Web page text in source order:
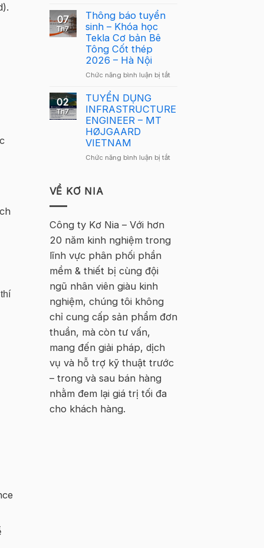
Hà
quay
tại
07
Th7
Thông báo tuyển
sinh – Khóa học
Tekla Cơ bản Bê
Tông Cốt thép
2026 – Hà Nội
Chức năng bình luận bị tắtở
tuyển
Tekla
–
02
Th7
TUYỂN DỤNG
INFRASTRUCTURE
ENGINEER – MT
HØJGAARD
VIETNAM
Chức năng bình luận bị tắtở
VIETNAM
VỀ KƠ NIA
Công ty Kơ Nia – Với hơn
20 năm kinh nghiệm trong
lĩnh vực phân phối phần
mềm & thiết bị cùng đội
ngũ nhân viên giàu kinh
nghiệm, chúng tôi không
chỉ cung cấp sản phẩm đơn
thuần, mà còn tư vấn,
mang đến giải pháp, dịch
vụ và hỗ trợ kỹ thuật trước
– trong và sau bán hàng
nhằm đem lại giá trị tối đa
cho khách hàng.